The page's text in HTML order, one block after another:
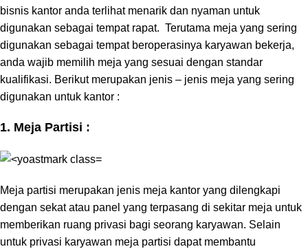
bisnis kantor anda terlihat menarik dan nyaman untuk
digunakan sebagai tempat rapat. Terutama meja yang sering
digunakan sebagai tempat beroperasinya karyawan bekerja,
anda wajib memilih meja yang sesuai dengan standar
kualifikasi. Berikut merupakan jenis – jenis meja yang sering
digunakan untuk kantor :
1. Meja Partisi :
Meja partisi merupakan jenis meja kantor yang dilengkapi
dengan sekat atau panel yang terpasang di sekitar meja untuk
memberikan ruang privasi bagi seorang karyawan. Selain
untuk privasi karyawan meja partisi dapat membantu